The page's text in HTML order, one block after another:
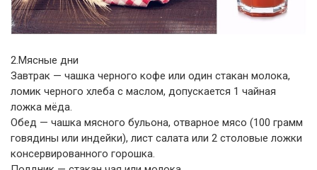
2.Мясные дни
Завтрак — чашка черного кофе или один стакан молока,
ломик черного хлеба с маслом, допускается 1 чайная
ложка мёда.
Обед — чашка мясного бульона, отварное мясо (100 грамм
говядины или индейки), лист салата или 2 столовые ложки
консервированного горошка.